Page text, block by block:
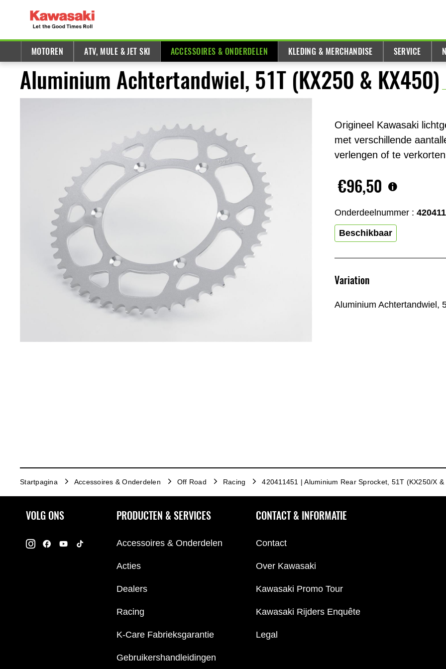
MOTOREN ATV, MULE & JET SKI ACCESSOIRES & ONDERDELEN KLEDING & MERCHANDISE SERVICE
Aluminium Achtertandwiel, 51T (KX250 & KX450)
Origineel Kawasaki
met verschillende
verlengen of te
€96,50
Onderdeelnummer :
Beschikbaar
Variation
Aluminium Achtertandwiel,
Startpagina Accessoires & Onderdelen Off Road Racing 420411451 | Aluminium Rear Sprocket, 51T (KX250/X &
VOLG ONS PRODUCTEN & SERVICES
Accessoires & Onderdelen
Acties
Dealers
Racing
K-Care Fabrieksgarantie
Gebruikershandleidingen
CONTACT & INFORMATIE
Contact
Over Kawasaki
Kawasaki Promo Tour
Kawasaki Rijders Enquête
Legal